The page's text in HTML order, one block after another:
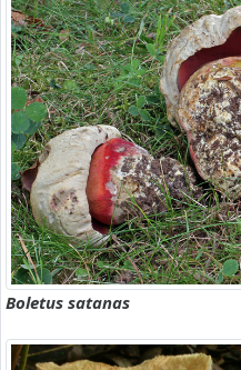
Boletus satanas